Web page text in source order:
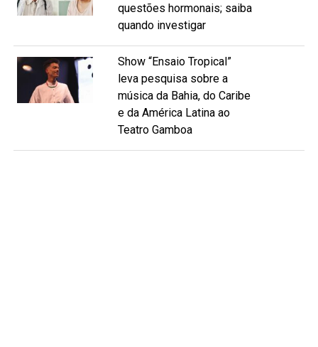
questões hormonais; saiba
quando investigar
Show “Ensaio Tropical”
leva pesquisa sobre a
música da Bahia, do Caribe
e da América Latina ao
Teatro Gamboa